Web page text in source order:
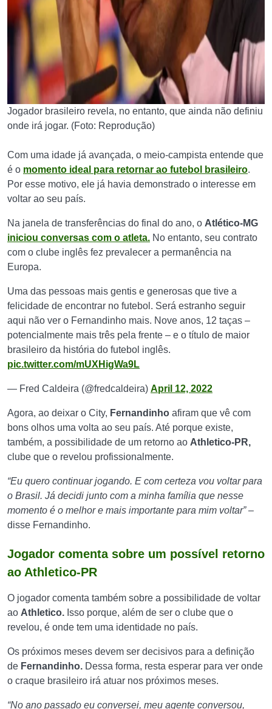
Jogador brasileiro revela, no entanto, que ainda não definiu
onde irá jogar. (Foto: Reprodução)
Com uma idade já avançada, o meio-campista entende que
é o momento ideal para retornar ao futebol brasileiro.
Por esse motivo, ele já havia demonstrado o interesse em
voltar ao seu país.
Na janela de transferências do final do ano, o Atlético-MG
iniciou conversas com o atleta. No entanto, seu contrato
com o clube inglês fez prevalecer a permanência na
Europa.
Uma das pessoas mais gentis e generosas que tive a
felicidade de encontrar no futebol. Será estranho seguir
aqui não ver o Fernandinho mais. Nove anos, 12 taças –
potencialmente mais três pela frente – e o título de maior
brasileiro da história do futebol inglês.
pic.twitter.com/mUXHigWa9L
— Fred Caldeira (@fredcaldeira) April 12, 2022
Agora, ao deixar o City, Fernandinho afiram que vê com
bons olhos uma volta ao seu país. Até porque existe,
também, a possibilidade de um retorno ao Athletico-PR,
clube que o revelou profissionalmente.
“Eu quero continuar jogando. E com certeza vou voltar para
o Brasil. Já decidi junto com a minha família que nesse
momento é o melhor e mais importante para mim voltar” –
disse Fernandinho.
Jogador comenta sobre um possível retorno
ao Athletico-PR
O jogador comenta também sobre a possibilidade de voltar
ao Athletico. Isso porque, além de ser o clube que o
revelou, é onde tem uma identidade no país.
Os próximos meses devem ser decisivos para a definição
de Fernandinho. Dessa forma, resta esperar para ver onde
o craque brasileiro irá atuar nos próximos meses.
“No ano passado eu conversei, meu agente conversou,